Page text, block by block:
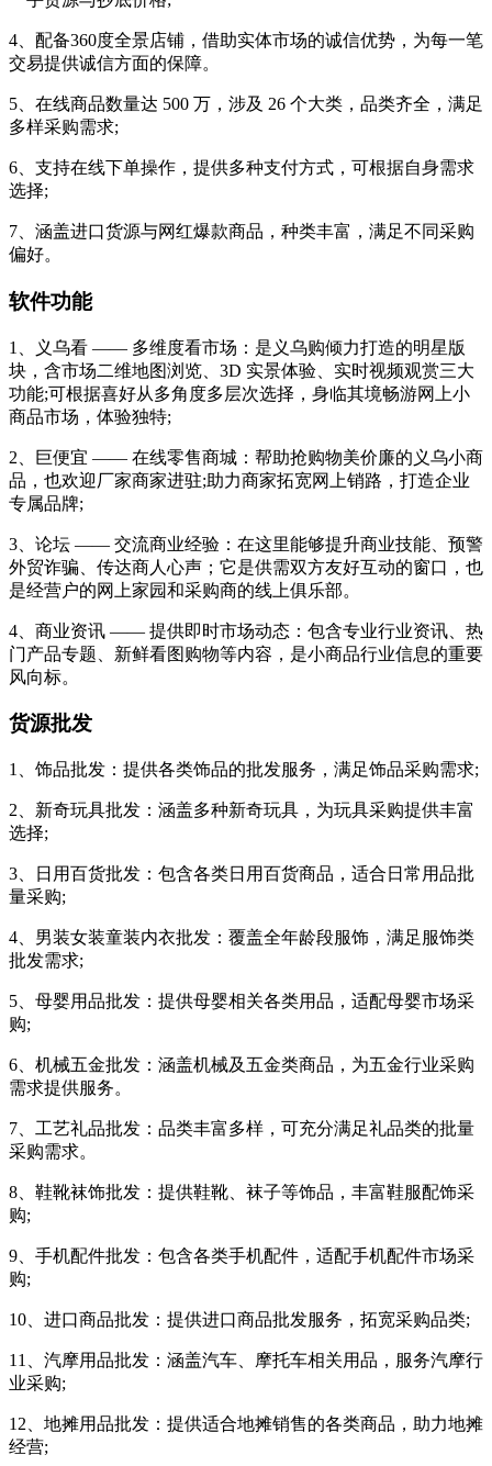
4、配备360度全景店铺，借助实体市场的诚信优势，为每一笔
交易提供诚信方面的保障。
5、在线商品数量达 500 万，涉及 26 个大类，品类齐全，满足
多样采购需求;
6、支持在线下单操作，提供多种支付方式，可根据自身需求
选择;
7、涵盖进口货源与网红爆款商品，种类丰富，满足不同采购
偏好。
软件功能
1、义乌看 —— 多维度看市场：是义乌购倾力打造的明星版
块，含市场二维地图浏览、3D 实景体验、实时视频观赏三大
功能;可根据喜好从多角度多层次选择，身临其境畅游网上小
商品市场，体验独特;
2、巨便宜 —— 在线零售商城：帮助抢购物美价廉的义乌小商
品，也欢迎厂家商家进驻;助力商家拓宽网上销路，打造企业
专属品牌;
3、论坛 —— 交流商业经验：在这里能够提升商业技能、预警
外贸诈骗、传达商人心声；它是供需双方友好互动的窗口，也
是经营户的网上家园和采购商的线上俱乐部。
4、商业资讯 —— 提供即时市场动态：包含专业行业资讯、热
门产品专题、新鲜看图购物等内容，是小商品行业信息的重要
风向标。
货源批发
1、饰品批发：提供各类饰品的批发服务，满足饰品采购需求;
2、新奇玩具批发：涵盖多种新奇玩具，为玩具采购提供丰富
选择;
3、日用百货批发：包含各类日用百货商品，适合日常用品批
量采购;
4、男装女装童装内衣批发：覆盖全年龄段服饰，满足服饰类
批发需求;
5、母婴用品批发：提供母婴相关各类用品，适配母婴市场采
购;
6、机械五金批发：涵盖机械及五金类商品，为五金行业采购
需求提供服务。
7、工艺礼品批发：品类丰富多样，可充分满足礼品类的批量
采购需求。
8、鞋靴袜饰批发：提供鞋靴、袜子等饰品，丰富鞋服配饰采
购;
9、手机配件批发：包含各类手机配件，适配手机配件市场采
购;
10、进口商品批发：提供进口商品批发服务，拓宽采购品类;
11、汽摩用品批发：涵盖汽车、摩托车相关用品，服务汽摩行
业采购;
12、地摊用品批发：提供适合地摊销售的各类商品，助力地摊
经营;